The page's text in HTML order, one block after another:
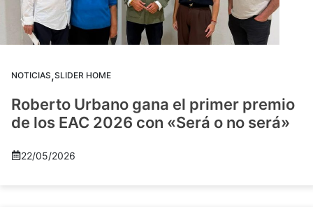
NOTICIAS,SLIDER HOME
Roberto Urbano gana el primer premio
de los EAC 2026 con «Será o no será»
22/05/2026